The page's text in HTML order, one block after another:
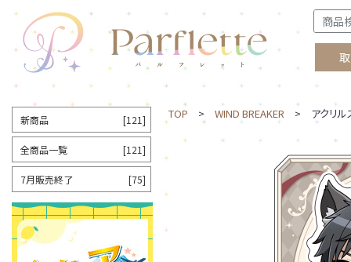
TOP > WIND BREAKER > アクリル
新商品 [121]
全商品一覧 [121]
7月販売終了 [75]